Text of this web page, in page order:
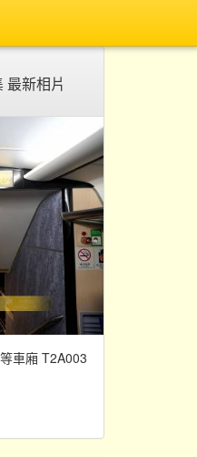
車廂 T2A003